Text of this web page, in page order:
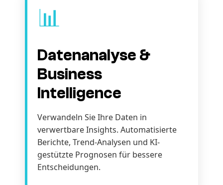
📊
Datenanalyse &
Business
Intelligence
Verwandeln Sie Ihre Daten in
verwertbare Insights. Automatisierte
Berichte, Trend-Analysen und KI-
gestützte Prognosen für bessere
Entscheidungen.